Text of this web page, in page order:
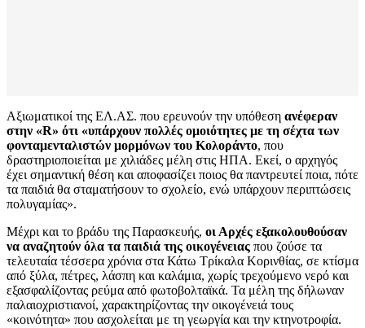
Αξιωματικοί της ΕΛ.ΑΣ. που ερευνούν την υπόθεση ανέφεραν
στην «R» ότι «υπάρχουν πολλές ομοιότητες με τη σέχτα των
φονταμενταλιστών μορμόνων του Κολοράντο, που
δραστηριοποιείται με χιλιάδες μέλη στις ΗΠΑ. Εκεί, ο αρχηγός
έχει σημαντική θέση και αποφασίζει ποιος θα παντρευτεί ποια, πότε
τα παιδιά θα σταματήσουν το σχολείο, ενώ υπάρχουν περιπτώσεις
πολυγαμίας».
Μέχρι και το βράδυ της Παρασκευής, οι Αρχές εξακολουθούσαν
να αναζητούν όλα τα παιδιά της οικογένειας που ζούσε τα
τελευταία τέσσερα χρόνια στα Κάτω Τρίκαλα Κορινθίας, σε κτίσμα
από ξύλα, πέτρες, λάσπη και καλάμια, χωρίς τρεχούμενο νερό και
εξασφαλίζοντας ρεύμα από φωτοβολταϊκά. Τα μέλη της δήλωναν
παλαιοχριστιανοί, χαρακτηρίζοντας την οικογένειά τους
«κοινότητα» που ασχολείται με τη γεωργία και την κτηνοτροφία.